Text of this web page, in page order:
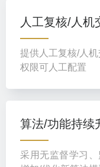
人工复核/人机
提供人工复核/人
权限可人工配置
算法/功能持续
采用无监督学习